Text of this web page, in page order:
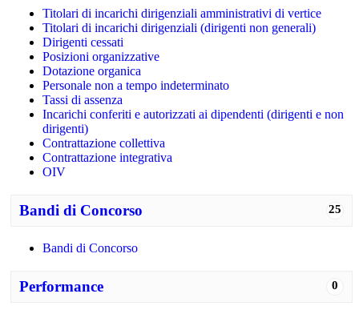
Titolari di incarichi dirigenziali amministrativi di vertice
Titolari di incarichi dirigenziali (dirigenti non generali)
Dirigenti cessati
Posizioni organizzative
Dotazione organica
Personale non a tempo indeterminato
Tassi di assenza
Incarichi conferiti e autorizzati ai dipendenti (dirigenti e non
dirigenti)
Contrattazione collettiva
Contrattazione integrativa
OIV
25
Bandi di Concorso
Bandi di Concorso
0
Performance